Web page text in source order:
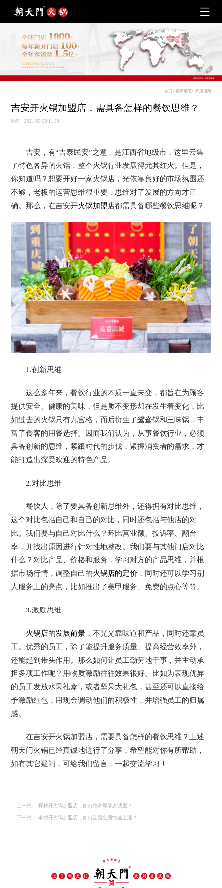
首页 >最新动态> 开店指南
吉安开火锅加盟店，需具备怎样的餐饮思维？
时间：2021-03-30 11:00
吉安，有“吉泰民安”之意，是江西省地级市，这里云集
了特色各异的火锅，整个火锅行业发展得尤其红火。但是，
你知道吗？想要开好一家火锅店，光依靠良好的市场氛围还
不够，老板的运营思维很重要，思维对了发展的方向才正
确。那么，在吉安开火锅加盟店都需具备哪些餐饮思维呢？
1.创新思维
这么多年来，餐饮行业的本质一直未变，都旨在为顾客
提供安全、健康的美味，但是质不变形却在发生着变化，比
如过去的火锅只有九宫格，而后衍生了鸳鸯锅和三味锅，丰
富了食客的用餐选择。因而我们认为，从事餐饮行业，必须
具备创新的思维，紧跟时代的步伐，紧握消费者的需求，才
能打造出深受欢迎的特色产品。
2.对比思维
餐饮人，除了要具备创新思维外，还得拥有对比思维，
这个对比包括自己和自己的对比，同时还包括与他店的对
比。我们要与自己对比什么？环比营业额、投诉率、翻台
率，并找出原因进行针对性地整改。我们要与其他门店对比
什么？对比产品、价格和服务，学习对方的产品思维，并根
据市场行情，调整自己的火锅店的定价 ，同时还可以学习别
人服务上的亮点，比如推出了美甲服务、免费的点心等等。
3.激励思维
火锅店的发展前景 ，不光光靠味道和产品，同时还靠员
工。优秀的员工，除了能提升服务质量、提高经营效率外，
还能起到带头作用。那么如何让员工勤劳地干事，并主动承
担多项工作呢？用物质激励往往效果很好。比如为表现优异
的员工发放水果礼盒，或者坚果大礼包，甚至还可以直接给
予激励红包，用现金调动他们的积极性，并增强员工的归属
感。
在吉安开火锅加盟店，需要具备怎样的餐饮思维？上述
朝天门火锅已经真诚地进行了分享，希望能对你有所帮助，
如有其它疑问，可给我们留言，一起交流学习！
上一篇： 樟树开火锅加盟店，如何培养顾客忠诚度？
下一篇： 丰城开火锅加盟店，如何让营业额快速上涨？